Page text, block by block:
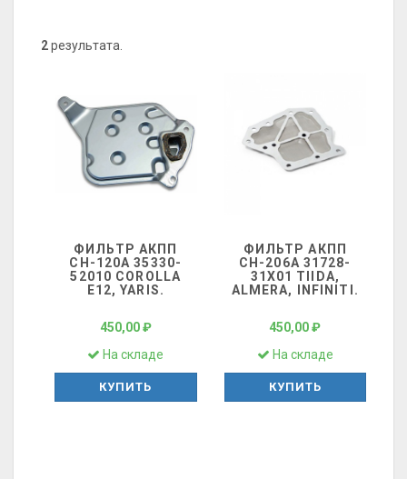
2результата.
ФИЛЬТР АКПП
СН-120А 35330-
52010 COROLLA
E12, YARIS.
450,00 ₽
На складе
КУПИТЬ
ФИЛЬТР АКПП
СН-206А 31728-
31X01 TIIDA,
ALMERA, INFINITI.
450,00 ₽
На складе
КУПИТЬ